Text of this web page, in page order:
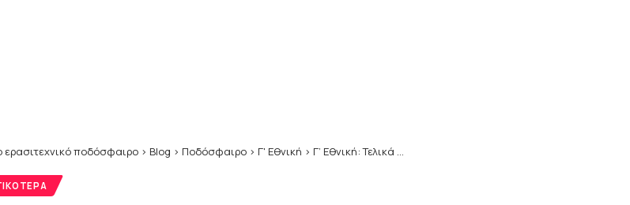
ποδόσφαιρο > Blog > Ποδόσφαιρο > Γ' Εθνική > Γ’ Εθνική: Τελικά αποτελέσματα(2ος Όμιλος)